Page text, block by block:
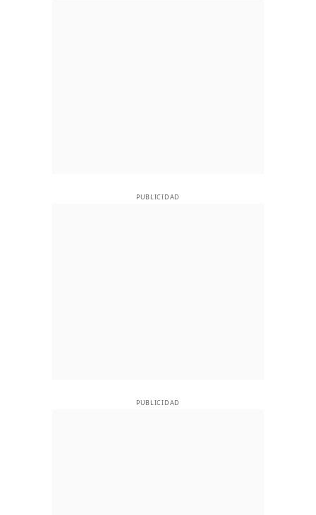
PUBLICIDAD
PUBLICIDAD